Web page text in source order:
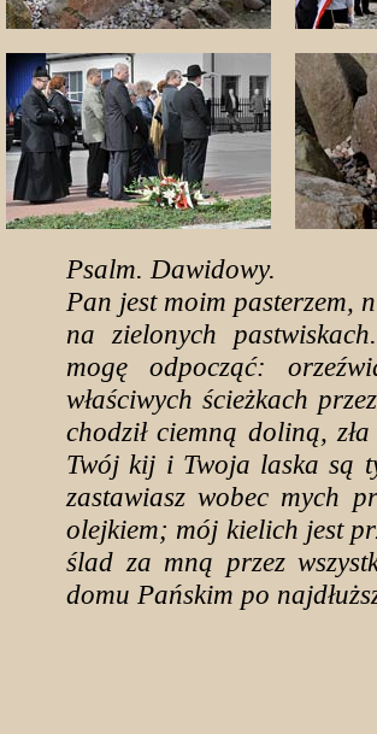
Psalm. Dawidowy.
Pan jest moim pasterzem,
na zielonych
mogę odpocząć:
właściwych ścieżkach
chodził ciemną doliną,
Twój kij i Twoja laska są
zastawiasz wobec mych
olejkiem; mój kielich jest
ślad za mną przez
domu Pańskim po